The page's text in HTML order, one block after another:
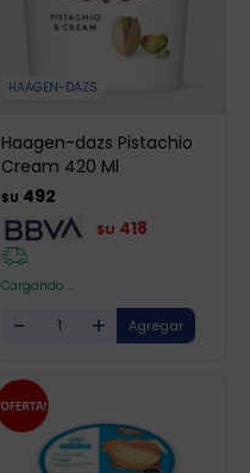
HAAGEN-DAZS
Haagen-dazs Pistachio
Cream 420 Ml
$U 492
$U 418
Cargando ...
- +